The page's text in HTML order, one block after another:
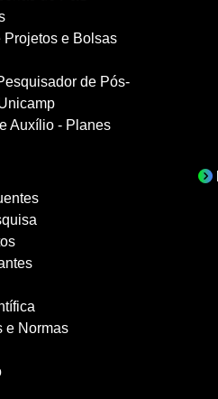
Projetos e Bolsas
de Pós-
Auxílio - Planes
e Normas